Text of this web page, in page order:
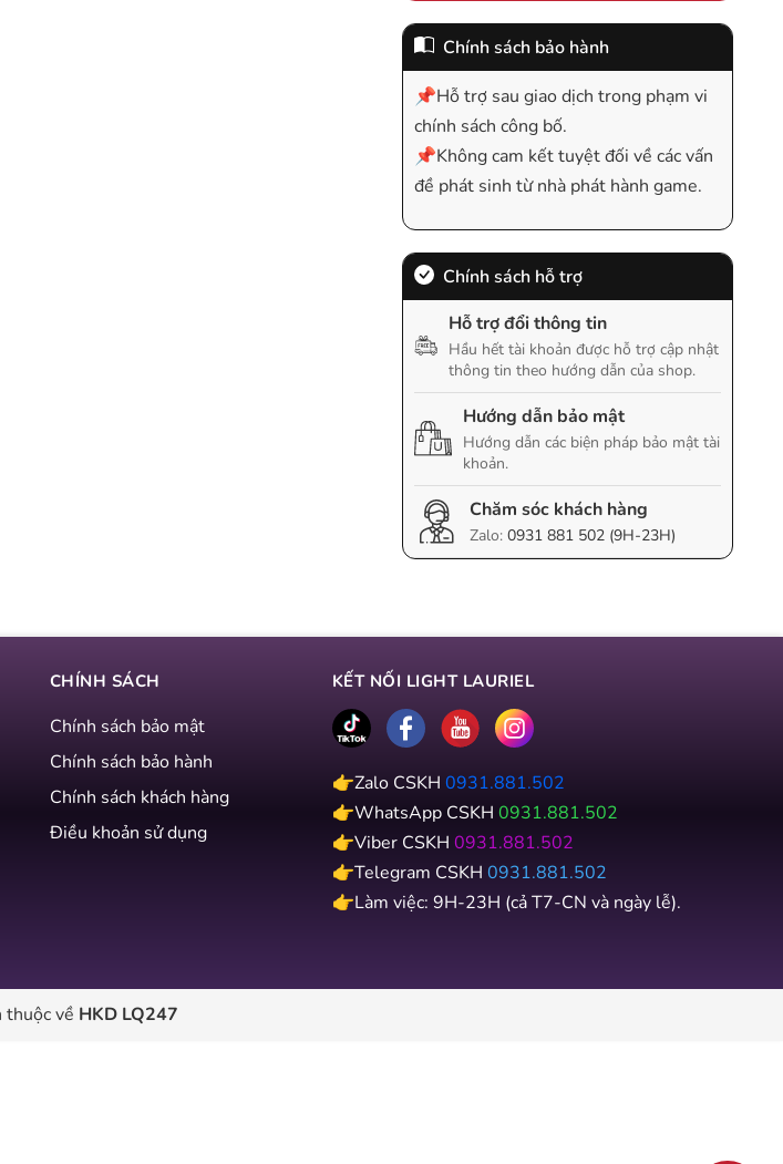
Chính sách bảo hành
📌Hỗ trợ sau giao dịch trong phạm vi
chính sách công bố.
📌Không cam kết tuyệt đối về các vấn
đề phát sinh từ nhà phát hành game.
Chính sách hỗ trợ
Hỗ trợ đổi thông tin
Hầu hết tài khoản được hỗ trợ cập nhật
thông tin theo hướng dẫn của shop.
Hướng dẫn bảo mật
Hướng dẫn các biện pháp bảo mật tài
khoản.
Chăm sóc khách hàng
Zalo:0931 881 502 (9H-23H)
CHÍNH SÁCH
Chính sách bảo mật
Chính sách bảo hành
Chính sách khách hàng
Điều khoản sử dụng
KẾT NỐI LIGHT LAURIEL
👉Zalo CSKH 0931.881.502
👉WhatsApp CSKH 0931.881.502
👉Viber CSKH 0931.881.502
👉Telegram CSKH 0931.881.502
👉Làm việc: 9H-23H (cả T7-CN và ngày lễ).
về HKD LQ247